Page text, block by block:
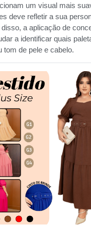
um visual mais
deve refletir a sua
a aplicação de
a identificar quais
tom de pele e cabelo.